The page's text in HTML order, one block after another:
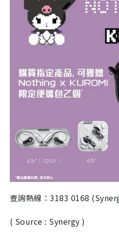
查詢熱線：3183 0168
( Source : Synergy )